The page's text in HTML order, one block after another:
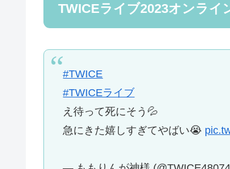
TWICEライブ2023オンライ
#TWICE
#TWICEライブ
え待って死にそう💦
急にきた嬉しすぎてやばい😭